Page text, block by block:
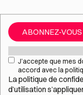
ABONNEZ-
RGPD*
J’accepte que mes
accord avec la
Lapolitique de
d’utilisation